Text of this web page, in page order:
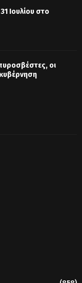
Ιουλίου στο
οι
κυβέρνηση